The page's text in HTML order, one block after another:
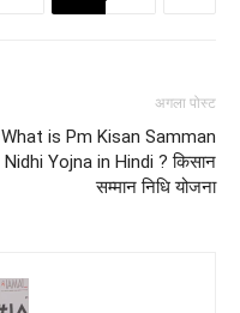
अगला पोस्ट
What is Pm Kisan Samman
Nidhi Yojna in Hindi ? किसान
सम्मान निधि योजना